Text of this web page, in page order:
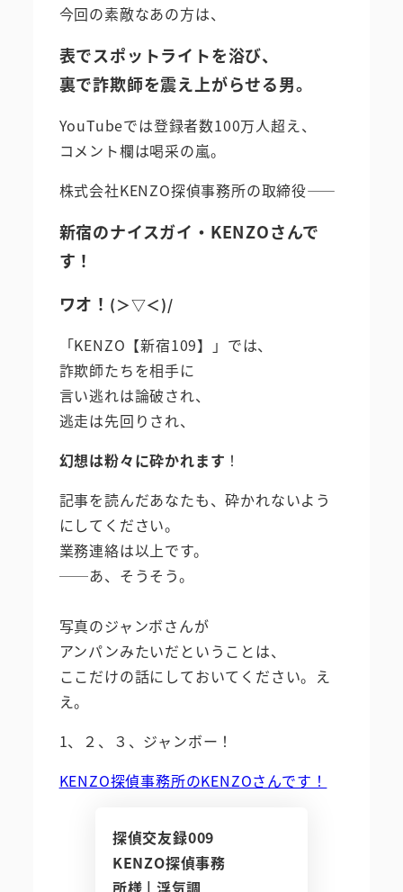
今回の素敵なあの方は、
表でスポットライトを浴び、
裏で詐欺師を震え上がらせる男。
YouTubeでは登録者数100万人超え、
コメント欄は喝采の嵐。
株式会社KENZO探偵事務所の取締役――
新宿のナイスガイ・KENZOさんで
す！
ワオ！ (＞▽＜)/
「KENZO【新宿109】」では、
詐欺師たちを相手に
言い逃れは論破され、
逃走は先回りされ、
幻想は粉々に砕かれます ！
記事を読んだあなたも、砕かれないよう
にしてください。
業務連絡は以上です。
──あ、そうそう。
写真のジャンボさんが
アンパンみたいだということは、
ここだけの話にしておいてください。え
え。
1、２、３、ジャンボー！
KENZO探偵事務所のKENZOさんです！
探偵交友録009
KENZO探偵事務
所様 | 浮気調